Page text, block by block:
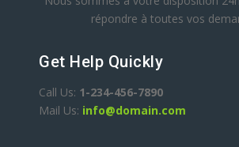
répondre à toutes vos
Get Help Quickly
Call Us: 1-234-456-7890
Mail Us: info@domain.com